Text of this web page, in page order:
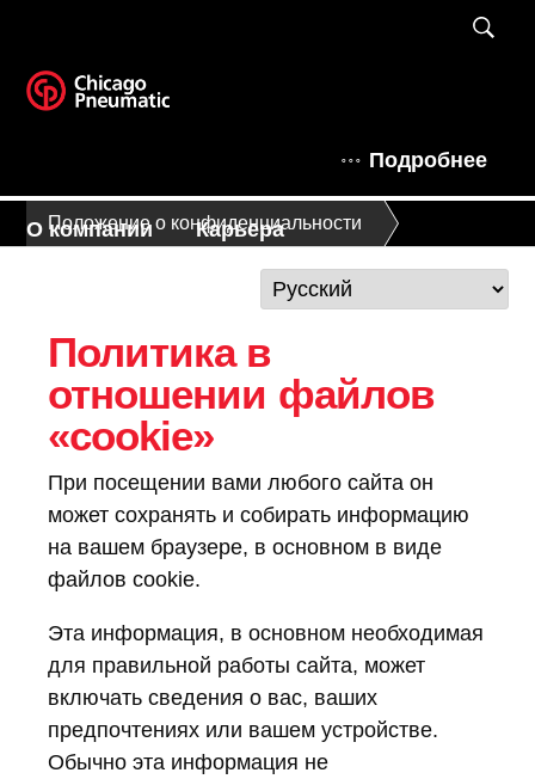
Подробнее
О компании Карьера
Положение о конфиденциальности
Политика в
отношении файлов
«cookie»
При посещении вами любого сайта он
может сохранять и собирать информацию
на вашем браузере, в основном в виде
файлов cookie.
Эта информация, в основном необходимая
для правильной работы сайта, может
включать сведения о вас, ваших
предпочтениях или вашем устройстве.
Обычно эта информация не